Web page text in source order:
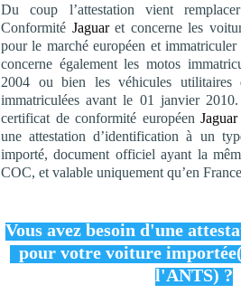
Du coup l’attestation vient
Conformité Jaguaret concerne les
pour le marché européen et
concerne également les motos
2004 ou bien les véhicules
immatriculées avant le 01 janvier
certificat de conformité européenJaguar
une attestation d’identification à un
importé, document officiel ayant la
COC, et valable uniquement qu’en
Vous avez besoin d'une
pour votre voiture
l'ANTS) ?